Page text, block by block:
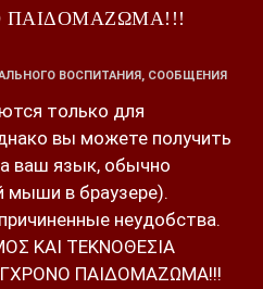
ΠΑΙΔΟΜΑΖΩΜΑ!!!
ВОСПИТАНИЯ, СООБЩЕНИЯ
только для
вы можете получить
ваш язык, обычно
мыши в браузере).
неудобства.
ΚΑΙ ΤΕΚΝΟΘΕΣΙΑ
ΠΑΙΔΟΜΑΖΩΜΑ!!!